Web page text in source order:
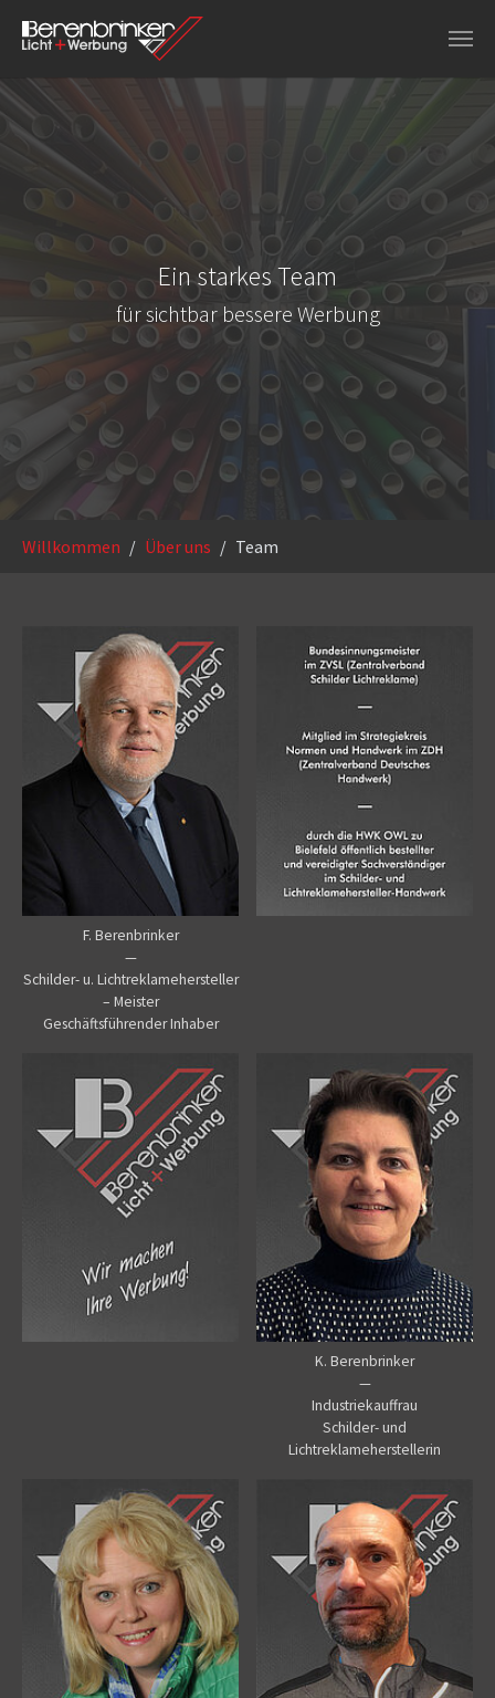
Zu Hauptinhalt springen
Ein starkes Team
für sichtbar bessere Werbung
Willkommen Über uns Team
F. Berenbrinker
—
Schilder- u. Lichtreklamehersteller
– Meister
Geschäftsführender Inhaber
K. Berenbrinker
—
Industriekauffrau
Schilder- und
Lichtreklameherstellerin